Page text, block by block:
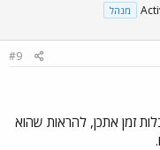
מנהל
#9
זמן אתכן, להראות שהוא